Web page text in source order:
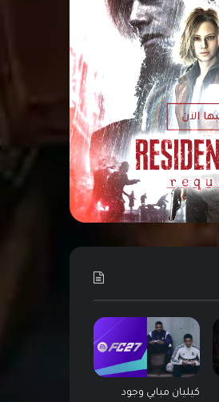
كيليان مبابي وجود